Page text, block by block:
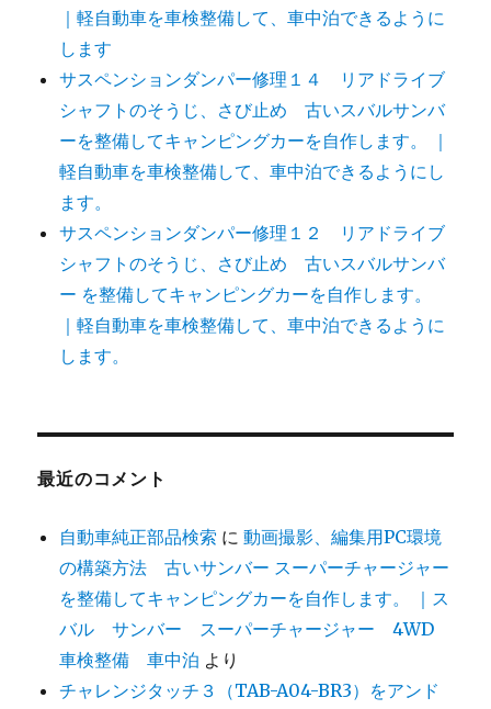
｜軽自動車を車検整備して、車中泊できるように
します
サスペンションダンパー修理１４ リアドライブ
シャフトのそうじ、さび止め 古いスバルサンバ
ーを整備してキャンピングカーを自作します。 ｜
軽自動車を車検整備して、車中泊できるようにし
ます。
サスペンションダンパー修理１２ リアドライブ
シャフトのそうじ、さび止め 古いスバルサンバ
ー を整備してキャンピングカーを自作します。
｜軽自動車を車検整備して、車中泊できるように
します。
最近のコメント
自動車純正部品検索 に動画撮影、編集用PC環境
の構築方法 古いサンバー スーパーチャージャー
を整備してキャンピングカーを自作します。 ｜ス
バル サンバー スーパーチャージャー 4WD
車検整備 車中泊 より
チャレンジタッチ３（TAB-A04-BR3）をアンド